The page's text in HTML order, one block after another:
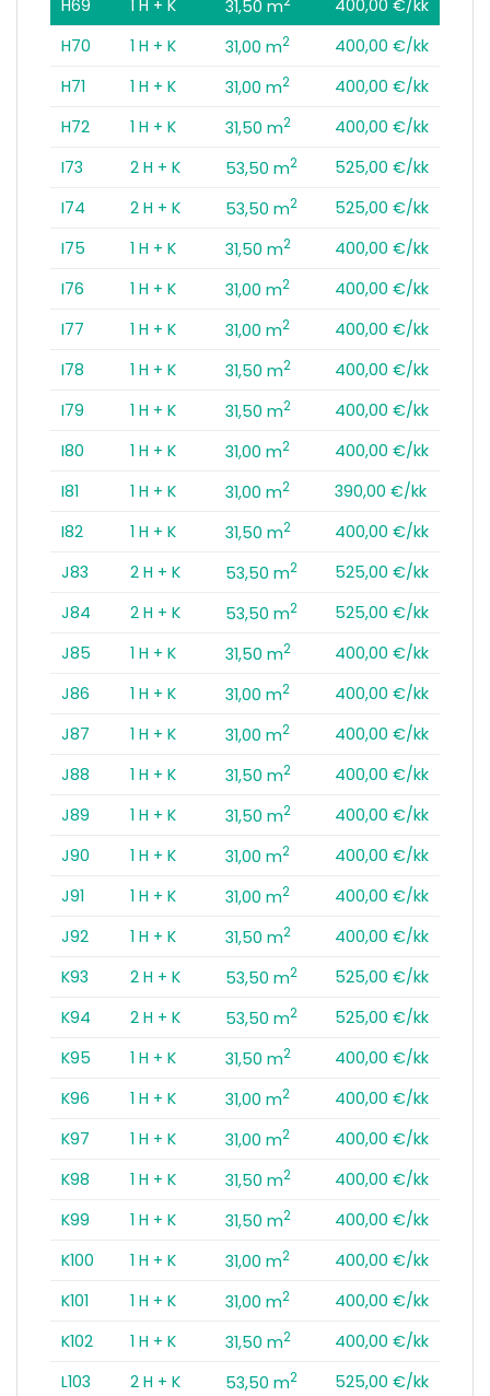
H69 1 H + K 31,50 m
400,00 €/kk
H70
1 H + K 31,00 m2
400,00 €/kk
H71
1 H + K 31,00 m2
400,00 €/kk
H72
1 H + K 31,50 m2
400,00 €/kk
I73
2 H + K 53,50 m2
525,00 €/kk
I74
2 H + K 53,50 m2
525,00 €/kk
I75
1 H + K 31,50 m2
400,00 €/kk
I76
1 H + K 31,00 m2
400,00 €/kk
I77
1 H + K 31,00 m2
400,00 €/kk
I78
1 H + K 31,50 m2
400,00 €/kk
I79
1 H + K 31,50 m2
400,00 €/kk
I80
1 H + K 31,00 m2
400,00 €/kk
I81
1 H + K 31,00 m2
390,00 €/kk
I82
1 H + K 31,50 m2
400,00 €/kk
J83
2 H + K 53,50 m2
525,00 €/kk
J84
2 H + K 53,50 m2
525,00 €/kk
J85
1 H + K 31,50 m2
400,00 €/kk
J86
1 H + K 31,00 m2
400,00 €/kk
J87
1 H + K 31,00 m2
400,00 €/kk
J88
1 H + K 31,50 m2
400,00 €/kk
J89
1 H + K 31,50 m2
400,00 €/kk
J90
1 H + K 31,00 m2
400,00 €/kk
J91
1 H + K 31,00 m2
400,00 €/kk
J92
1 H + K 31,50 m2
400,00 €/kk
K93
2 H + K 53,50 m2
525,00 €/kk
K94
2 H + K 53,50 m2
525,00 €/kk
K95
1 H + K 31,50 m2
400,00 €/kk
K96
1 H + K 31,00 m2
400,00 €/kk
K97
1 H + K 31,00 m2
400,00 €/kk
K98
1 H + K 31,50 m2
400,00 €/kk
K99
1 H + K 31,50 m2
400,00 €/kk
K100
1 H + K 31,00 m2
400,00 €/kk
K101
1 H + K 31,00 m2
400,00 €/kk
K102
1 H + K 31,50 m2
400,00 €/kk
L103
2 H + K 53,50 m2
525,00 €/kk